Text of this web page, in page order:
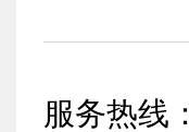
服务热线：